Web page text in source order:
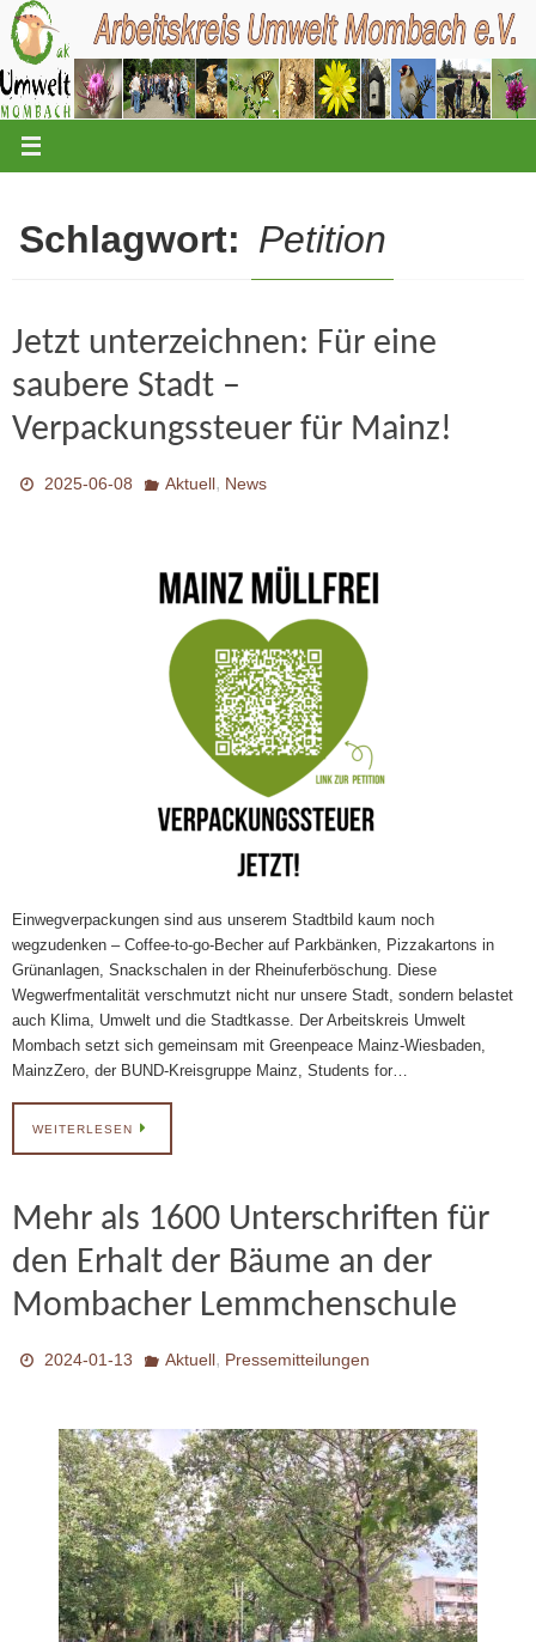
Zum
Inhalt
springen
Schlagwort: Petition
Jetzt unterzeichnen: Für eine
saubere Stadt –
Verpackungssteuer für Mainz!
2025-06-08 Aktuell, News
Einwegverpackungen sind aus unserem Stadtbild kaum noch
wegzudenken – Coffee-to-go-Becher auf Parkbänken, Pizzakartons in
Grünanlagen, Snackschalen in der Rheinuferböschung. Diese
Wegwerfmentalität verschmutzt nicht nur unsere Stadt, sondern belastet
auch Klima, Umwelt und die Stadtkasse. Der Arbeitskreis Umwelt
Mombach setzt sich gemeinsam mit Greenpeace Mainz-Wiesbaden,
MainzZero, der BUND-Kreisgruppe Mainz, Students for…
WEITERLESEN
Mehr als 1600 Unterschriften für
den Erhalt der Bäume an der
Mombacher Lemmchenschule
2024-01-13 Aktuell, Pressemitteilungen